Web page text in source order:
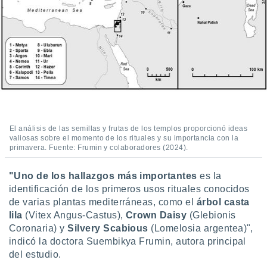
perfiles
utilizar
crear un
medir el
de la
de
o a través
de
de
de
uso de
El análisis de las semillas y frutas de los templos proporcionó ideas
valiosas sobre el momento de los rituales y su importancia con la
primavera. Fuente: Frumin y colaboradores (2024).
"Uno de los hallazgos más importantes es la
identificación de los primeros usos rituales conocidos
de varias plantas mediterráneas, como el árbol casta
lila (Vitex Angus-Castus), Crown Daisy (Glebionis
Coronaria) ySilvery Scabious (Lomelosia argentea)",
indicó la doctora Suembikya Frumin, autora principal
del estudio.